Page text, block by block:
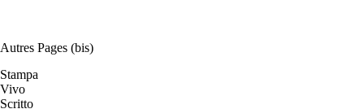
Autres Pages (bis)
Stampa
Vivo
Scritto